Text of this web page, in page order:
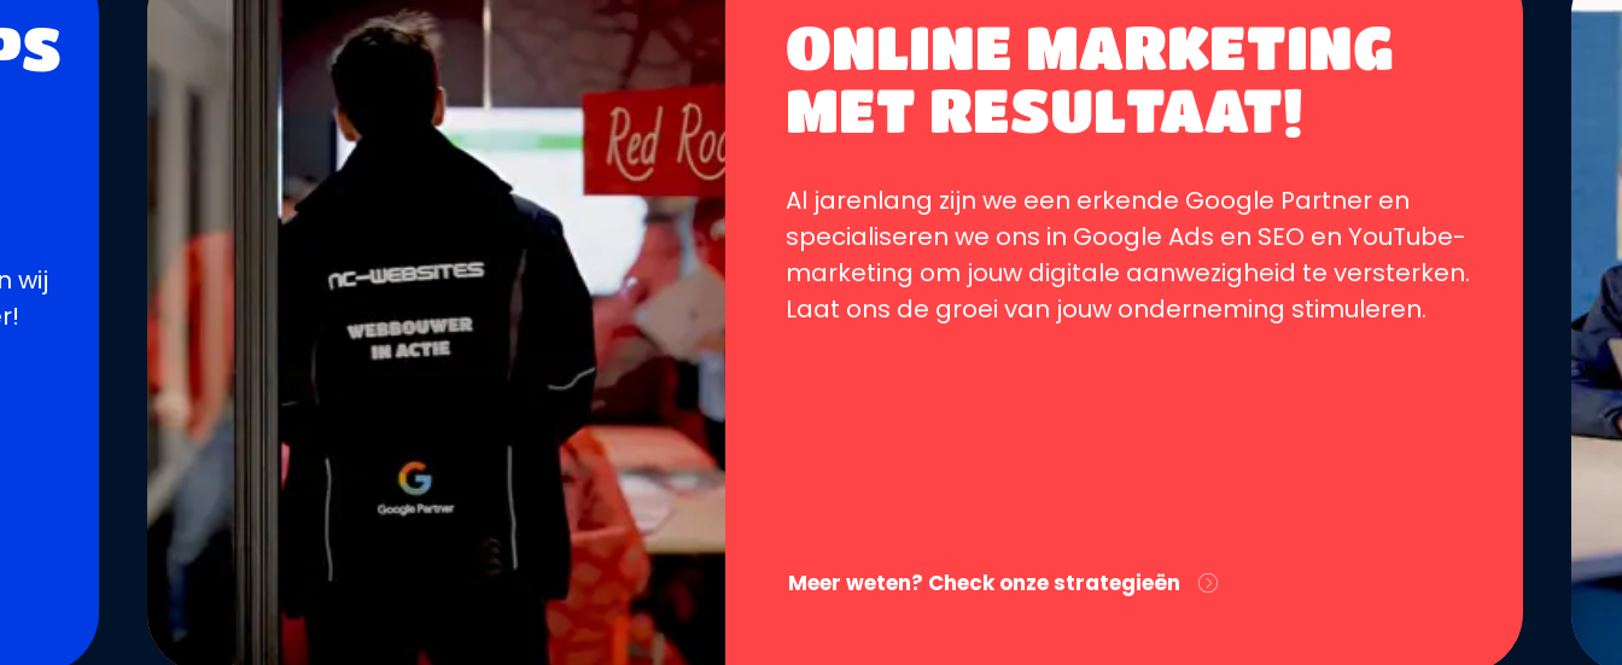
wij
ONLINE MARKETING
MET RESULTAAT!
Al jarenlang zijn we een erkende Google Partner en
specialiseren we ons in Google Ads en SEO en YouTube-
marketing om jouw digitale aanwezigheid te versterken.
Laat ons de groei van jouw onderneming stimuleren.
Meer weten? Check onze strategieën